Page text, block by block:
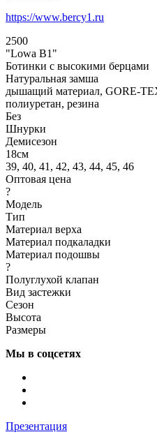
https://www.bercy1.ru
2500
"Lowa В1"
Ботинки с высокими берцами
Натуральная замша
дышащий материал, GORE-
полиуретан, резина
Без
Шнурки
Демисезон
18см
39, 40, 41, 42, 43, 44, 45, 46
Оптовая цена
?
Модель
Тип
Материал верха
Материал подкаладки
Материал подошвы
?
Полуглухой клапан
Вид застежки
Сезон
Высота
Размеры
Мы в соцсетях
Презентация